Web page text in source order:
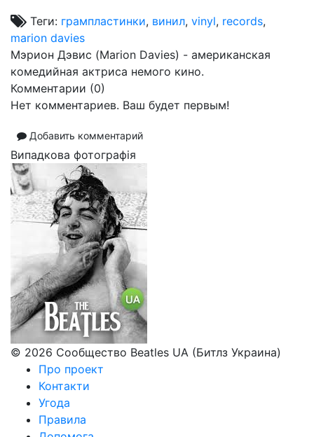
Теги: грампластинки, винил, vinyl, records,
marion davies
Мэрион Дэвис (Marion Davies) - американская
комедийная актриса немого кино.
Комментарии (0)
Нет комментариев. Ваш будет первым!
Добавить комментарий
Випадкова фотографія
© 2026 Сообщество Beatles UA (Битлз Украина)
Про проект
Контакти
Угода
Правила